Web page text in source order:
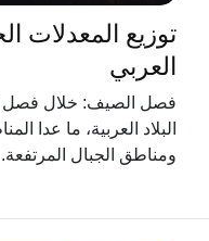
توزيع المعدلات
العربي
فصل الصيف: خلال فصل
البلاد العربية، ما عدا
ومناطق الجبال المرتفعة.